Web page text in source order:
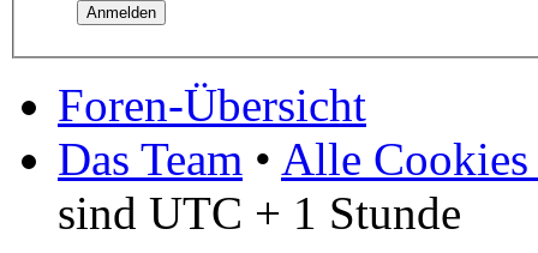
Foren-Übersicht
Das Team • Alle Cookies
sind UTC + 1 Stunde